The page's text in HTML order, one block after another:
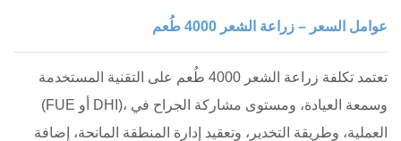
عوامل السعر – زراعة الشعر 4000 طُعم
تعتمد تكلفة زراعة الشعر 4000 طُعم على التقنية المستخدمة
(FUE أو DHI)، وسمعة العيادة، ومستوى مشاركة الجراح في
العملية، وطريقة التخدير، وتعقيد إدارة المنطقة المانحة، إضافة